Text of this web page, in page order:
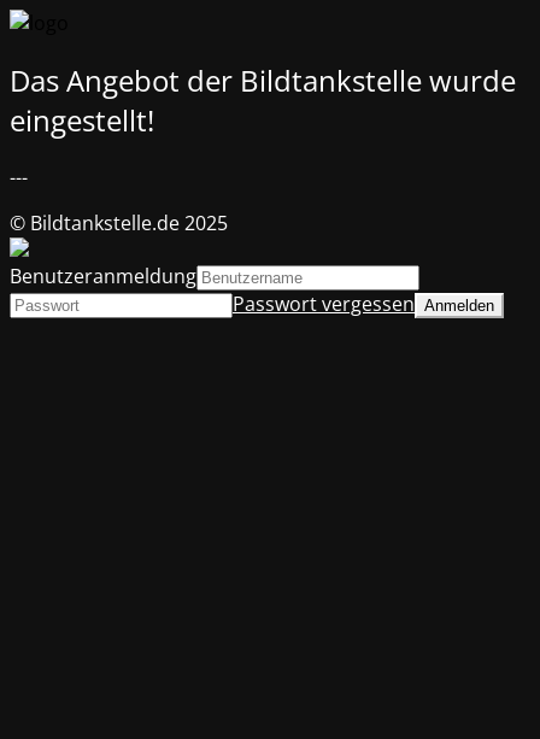
Das Angebot der Bildtankstelle wurde
eingestellt!
---
© Bildtankstelle.de 2025
Benutzeranmeldung
Passwort vergessen